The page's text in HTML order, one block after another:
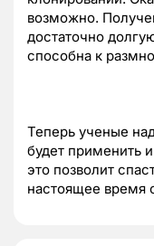
возможно.
достаточно
способна к
Теперь ученые
будет применить
это позволит
настоящее время